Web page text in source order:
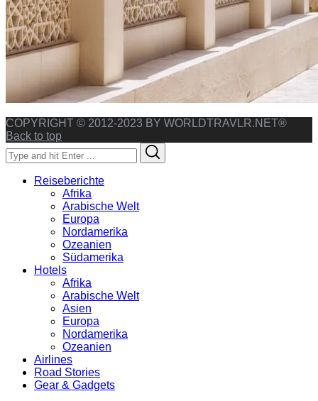
COPYRIGHT © 2012-2023 BY WORLDTRAVLR.NET®
Back to top
Search
for:
Reiseberichte
Afrika
Arabische Welt
Europa
Nordamerika
Ozeanien
Südamerika
Hotels
Afrika
Arabische Welt
Asien
Europa
Nordamerika
Ozeanien
Airlines
Road Stories
Gear & Gadgets